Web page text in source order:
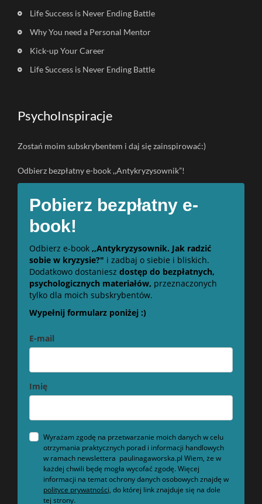
Life Success is Never Ending Battle
Why You need a Personal Mentor
Kick-up Your Career
Life Success is Never Ending Battle
PsychoInspiracje
Zostań moim subskrybentem i daj się zainspirować:)
Odbierz bezpłatny e-book ,,Antykryzysownik”!
Pobierz bezpłatny e-
book!
Odbierz e-book ,,Antykryzysownik. Jak radzić
sobie w kryzysie?" i zadbaj o siebie i bliskich.
Dodatkowo dostaniesz dostęp do bezpłatnych,
psychologicznych materiałów, przeznaczonych
tylko dla moich subskrybentów.
Wypełnij formularz poniżej :)
E-mail
Imię
Wyrażam zgodę na przetwarzanie moich danych w celu
otrzymania praktycznych porad i informacji handlowych
w ramach newslettera paulinagaworska.pl Wiem, że w
każdej chwili będę mogła wycofać zgodę. Więcej
informacji na temat ochrony danych osobowych znajdę w
polityce prywatności, do której link znajduje się na dole
tej strony.